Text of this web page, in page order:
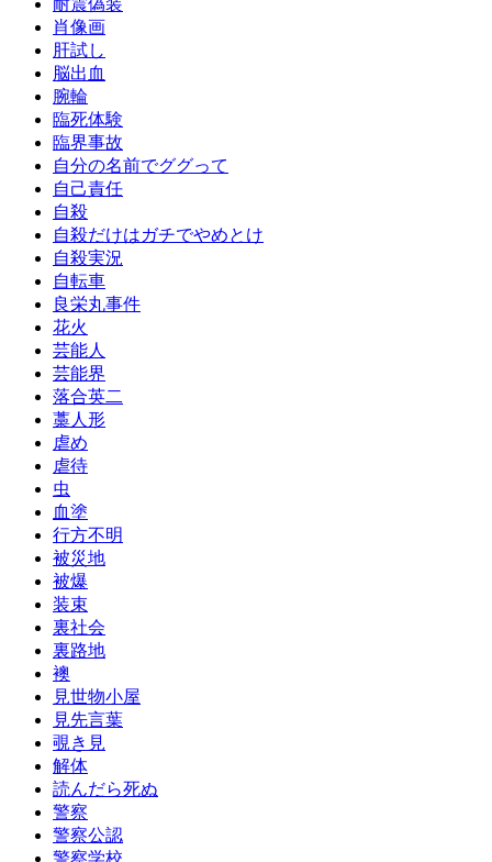
肖像画
肝試し
脳出血
腕輪
臨死体験
臨界事故
自分の名前でググって
自己責任
自殺
自殺だけはガチでやめとけ
自殺実況
自転車
良栄丸事件
花火
芸能人
芸能界
落合英二
藁人形
虐め
虐待
虫
血塗
行方不明
被災地
被爆
装束
裏社会
裏路地
襖
見世物小屋
見先言葉
覗き見
解体
読んだら死ぬ
警察
警察公認
警察学校